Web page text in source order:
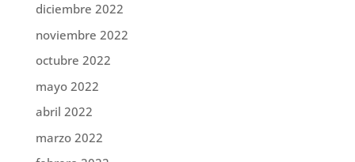
diciembre 2022
noviembre 2022
octubre 2022
mayo 2022
abril 2022
marzo 2022